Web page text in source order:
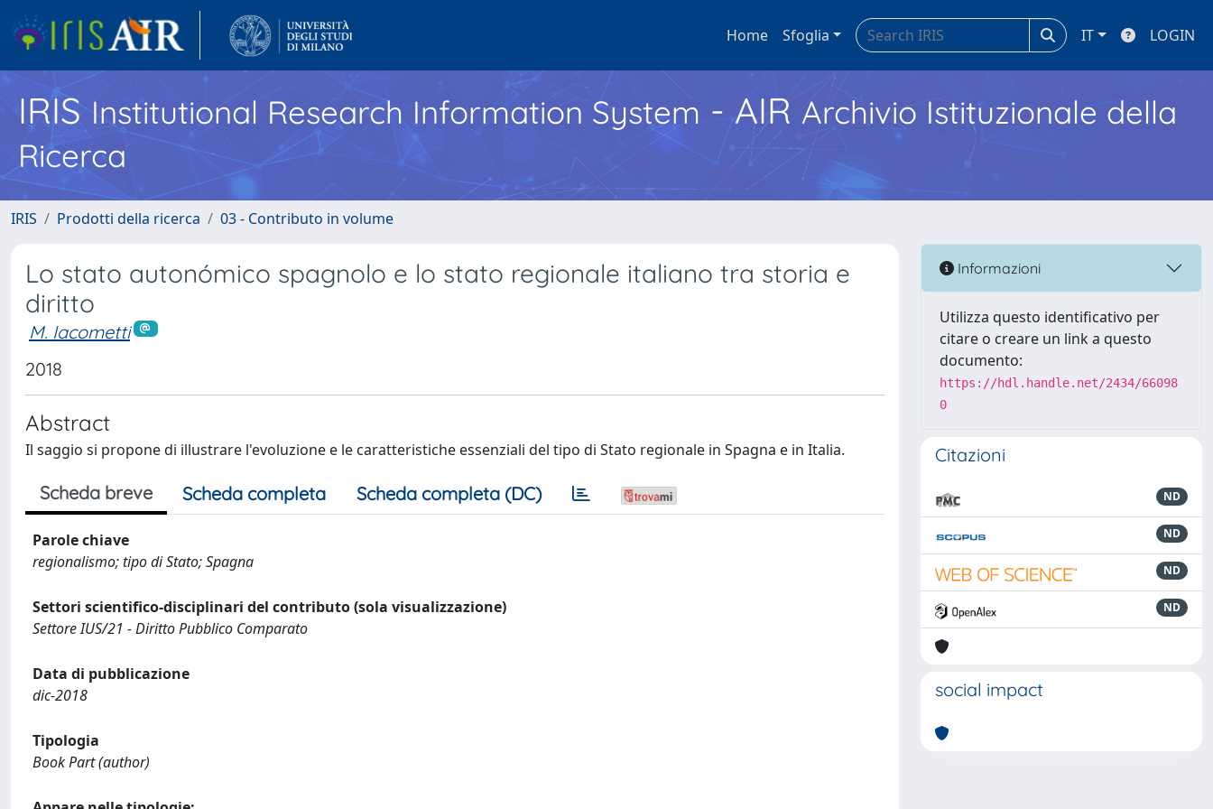
Home Sfoglia IT LOGIN
IRISInstitutional Research Information System - AIR Archivio Istituzionale della
Ricerca
IRIS Prodotti della ricerca 03 - Contributo in volume
Lo stato autonómico spagnolo e lo stato regionale italiano tra storia e
diritto
M. Iacometti
2018
Abstract
Il saggio si propone di illustrare l'evoluzione e le caratteristiche essenziali del tipo di Stato regionale in Spagna e in Italia.
Scheda breve Scheda completa Scheda completa (DC)
Parole chiave
regionalismo; tipo di Stato; Spagna
Settori scientifico-disciplinari del contributo (sola visualizzazione)
Settore IUS/21 - Diritto Pubblico Comparato
Data di pubblicazione
dic-2018
Tipologia
Book Part (author)
Informazioni
Utilizza questo identificativo per
citare o creare un link a questo
documento:
https://hdl.handle.net/2434/66098
0
Citazioni
ND
ND
ND
ND
social impact